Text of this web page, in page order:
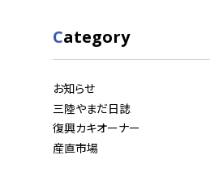
Category
お知らせ
三陸やまだ日誌
復興カキオーナー
産直市場